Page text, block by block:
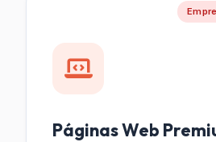
Páginas Web